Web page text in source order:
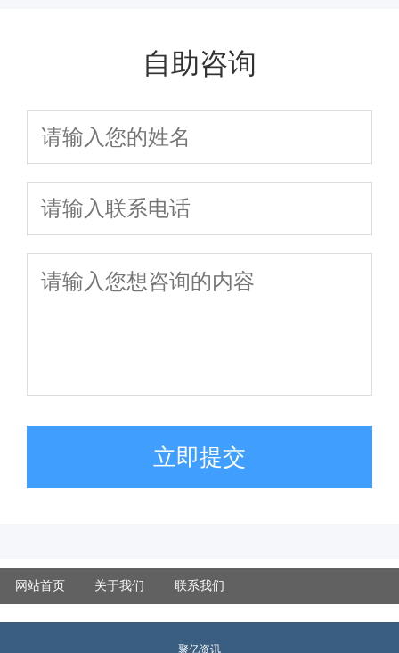
自助咨询
立即提交
网站首页 关于我们 联系我们
聚亿资讯